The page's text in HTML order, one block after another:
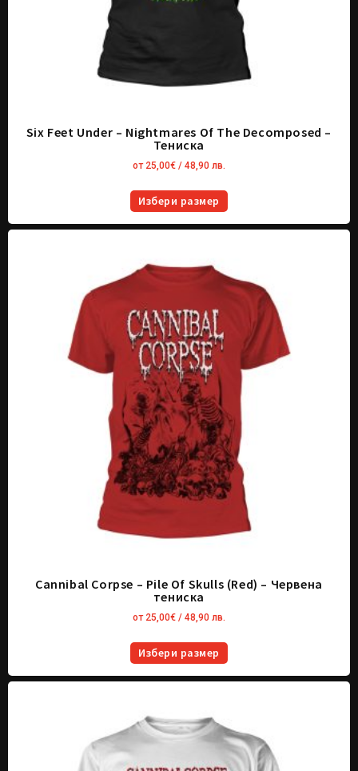
Six Feet Under – Nightmares Of The Decomposed –
Тениска
от 25,00€ / 48,90 лв.
Избери размер
Cannibal Corpse – Pile Of Skulls (Red) – Червена
тениска
от 25,00€ / 48,90 лв.
Избери размер